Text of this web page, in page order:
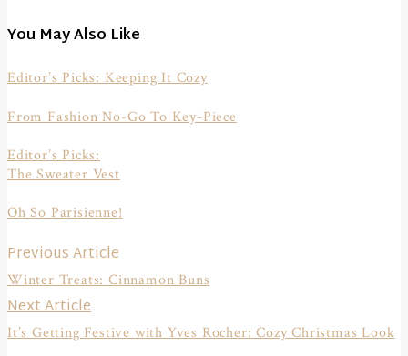
You May Also Like
Editor’s Picks: Keeping It Cozy
From Fashion No-Go To Key-Piece
Editor’s Picks:
The Sweater Vest
Oh So Parisienne!
Beitragsnavigation
Previous ArticlePrevious
post:
Winter Treats: Cinnamon Buns
Next ArticleNext
post:
It’s Getting Festive with Yves Rocher: Cozy Christmas Look